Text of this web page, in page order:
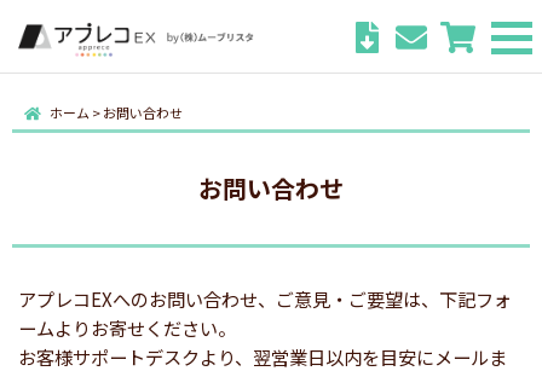
ホーム >お問い合わせ
お問い合わせ
アプレコEXへのお問い合わせ、ご意見・ご要望は、下記フォ
ームよりお寄せください。
お客様サポートデスクより、翌営業日以内を目安にメールま